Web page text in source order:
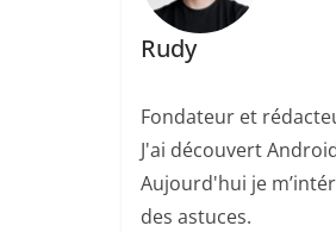
Rudy
Fondateur et
J'ai découvert
Aujourd'hui je
des astuces.